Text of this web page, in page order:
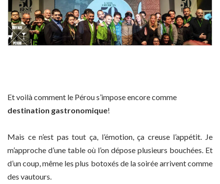
Et voilà comment le Pérou s’impose encore comme
destination gastronomique!
Mais ce n’est pas tout ça, l’émotion, ça creuse l’appétit. Je
m’approche d’une table où l’on dépose plusieurs bouchées. Et
d’un coup, même les plus botoxés de la soirée arrivent comme
des vautours.